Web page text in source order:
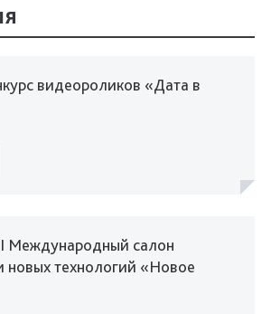
видеороликов «Дата в
Международный салон
новых технологий «Новое